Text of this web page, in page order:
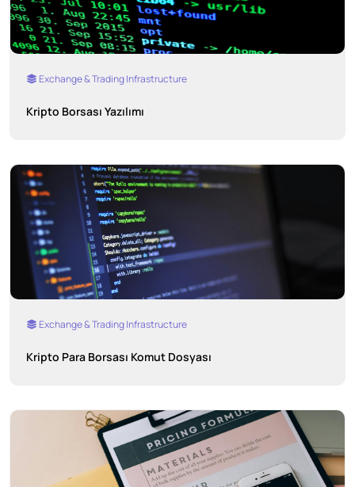
Exchange & Trading Infrastructure
Kripto Borsası Yazılımı
Exchange & Trading Infrastructure
Kripto Para Borsası Komut Dosyası